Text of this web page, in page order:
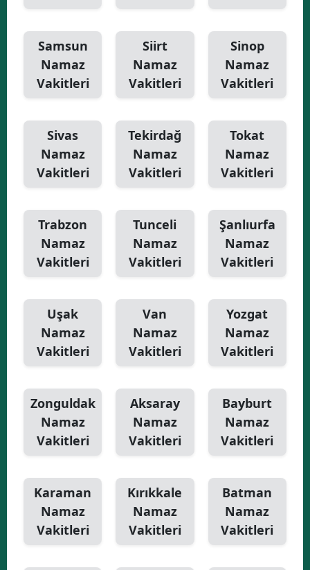
Samsun
Namaz
Vakitleri
Siirt
Namaz
Vakitleri
Sinop
Namaz
Vakitleri
Sivas
Namaz
Vakitleri
Tekirdağ
Namaz
Vakitleri
Tokat
Namaz
Vakitleri
Trabzon
Namaz
Vakitleri
Tunceli
Namaz
Vakitleri
Şanlıurfa
Namaz
Vakitleri
Uşak
Namaz
Vakitleri
Van
Namaz
Vakitleri
Yozgat
Namaz
Vakitleri
Zonguldak
Namaz
Vakitleri
Aksaray
Namaz
Vakitleri
Bayburt
Namaz
Vakitleri
Karaman
Namaz
Vakitleri
Kırıkkale
Namaz
Vakitleri
Batman
Namaz
Vakitleri